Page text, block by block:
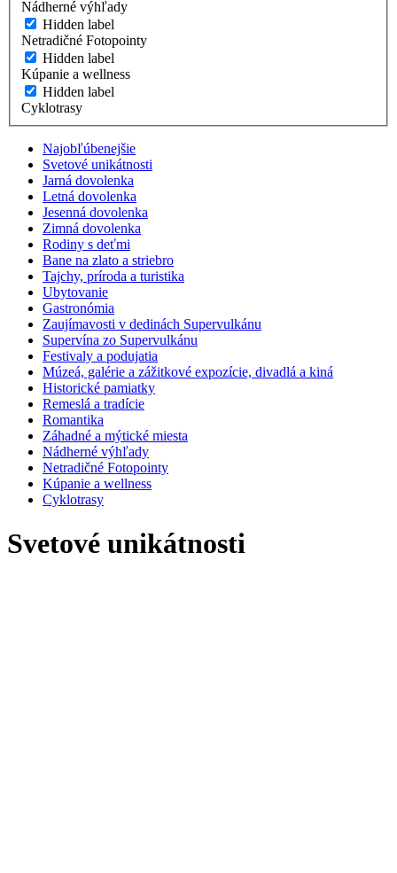
Nádherné výhľady
Hidden label
Netradičné Fotopointy
Hidden label
Kúpanie a wellness
Hidden label
Cyklotrasy
Najobľúbenejšie
Svetové unikátnosti
Jarná dovolenka
Letná dovolenka
Jesenná dovolenka
Zimná dovolenka
Rodiny s deťmi
Bane na zlato a striebro
Tajchy, príroda a turistika
Ubytovanie
Gastronómia
Zaujímavosti v dedinách Supervulkánu
Supervína zo Supervulkánu
Festivaly a podujatia
Múzeá, galérie a zážitkové expozície, divadlá a kiná
Historické pamiatky
Remeslá a tradície
Romantika
Záhadné a mýtické miesta
Nádherné výhľady
Netradičné Fotopointy
Kúpanie a wellness
Cyklotrasy
Svetové unikátnosti